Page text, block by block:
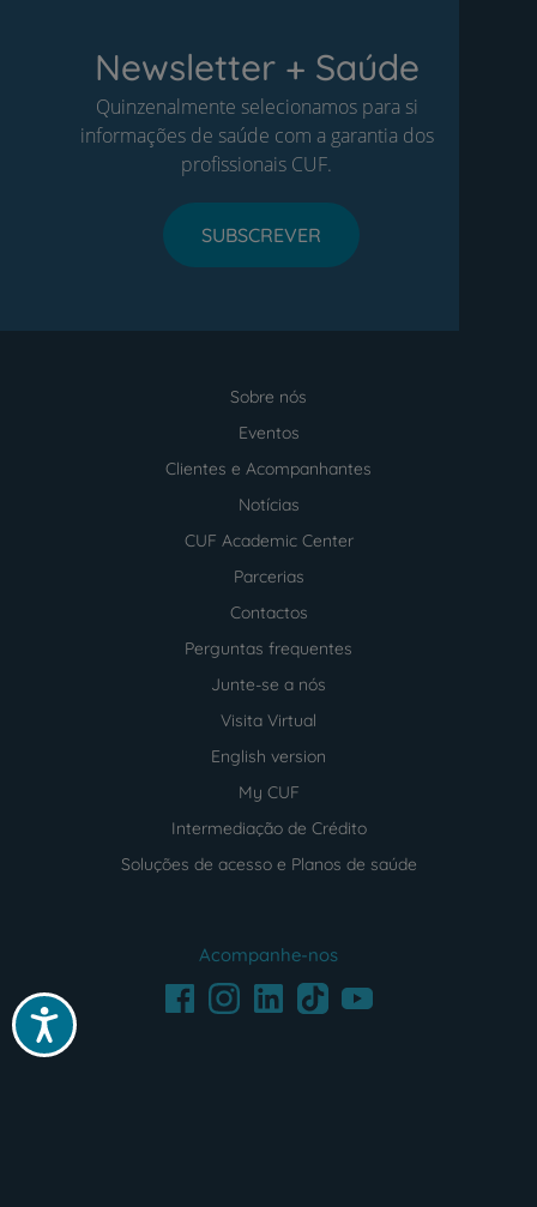
Acessibilidade
Newsletter + Saúde
Quinzenalmente selecionamos para si
informações de saúde com a garantia dos
profissionais CUF.
SUBSCREVER
Sobre nós
Eventos
Clientes e Acompanhantes
Notícias
CUF Academic Center
Parcerias
Contactos
Perguntas frequentes
Junte-se a nós
Visita Virtual
English version
My CUF
Intermediação de Crédito
Soluções de acesso e Planos de saúde
Acompanhe-nos
FacebookInstagramLinkedInTikTokYoutube